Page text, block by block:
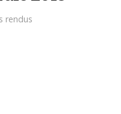
rendus